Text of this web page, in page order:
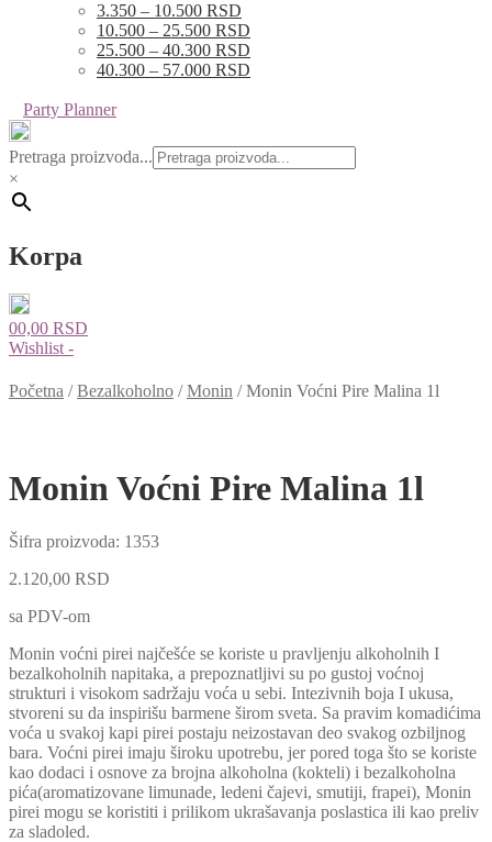
3.350 – 10.500 RSD
10.500 – 25.500 RSD
25.500 – 40.300 RSD
40.300 – 57.000 RSD
Party Planner
Pretraga proizvoda...
×
Korpa
00,00 RSD
Wishlist -
Početna /Bezalkoholno /Monin /Monin Voćni Pire Malina 1l
Monin Voćni Pire Malina 1l
Šifra proizvoda: 1353
2.120,00 RSD
sa PDV-om
Monin voćni pirei najčešće se koriste u pravljenju alkoholnih I
bezalkoholnih napitaka, a prepoznatljivi su po gustoj voćnoj
strukturi i visokom sadržaju voća u sebi. Intezivnih boja I ukusa,
stvoreni su da inspirišu barmene širom sveta. Sa pravim komadićima
voća u svakoj kapi pirei postaju neizostavan deo svakog ozbiljnog
bara. Voćni pirei imaju široku upotrebu, jer pored toga što se koriste
kao dodaci i osnove za brojna alkoholna (kokteli) i bezalkoholna
pića(aromatizovane limunade, ledeni čajevi, smutiji, frapei), Monin
pirei mogu se koristiti i prilikom ukrašavanja poslastica ili kao preliv
za sladoled.